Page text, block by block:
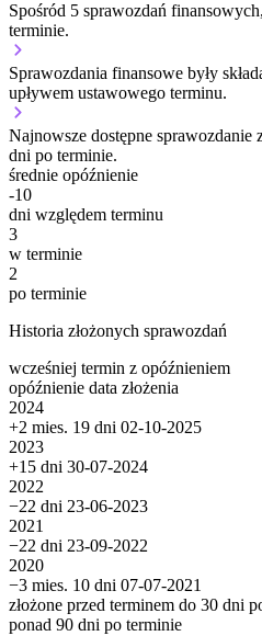
Spośród 5 sprawozdań
terminie.
Sprawozdania finansowe były
upływem ustawowego terminu.
Najnowsze dostępne sprawozdanie
dni po terminie.
średnie opóźnienie
-10
dni względem terminu
3
w terminie
2
po terminie
Historia złożonych sprawozdań
wcześniej termin z opóźnieniem
opóźnienie data złożenia
2024
+2 mies. 19 dni 02-10-2025
2023
+15 dni 30-07-2024
2022
−22 dni 23-06-2023
2021
−22 dni 23-09-2022
2020
−3 mies. 10 dni 07-07-2021
złożone przed terminem do 30 dni
ponad 90 dni po terminie